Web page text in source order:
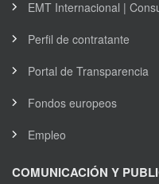
EMT Internacional |
Perfil de contratante
Portal de Transparencia
Fondos europeos
Empleo
COMUNICACIÓN Y